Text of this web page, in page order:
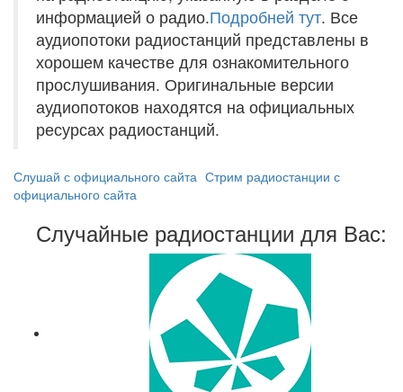
информацией о радио.Подробней тут. Все
аудиопотоки радиостанций представлены в
хорошем качестве для ознакомительного
прослушивания. Оригинальные версии
аудиопотоков находятся на официальных
ресурсах радиостанций.
Слушай с официального сайта Стрим радиостанции с
официального сайта
Случайные радиостанции для Вас: